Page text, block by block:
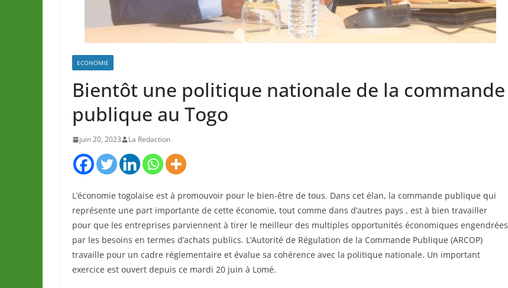
ECONOMIE
Bientôt une politique nationale de la commande
publique au Togo
juin 20, 2023 La Redaction
L’économie togolaise est à promouvoir pour le bien-être de tous. Dans cet élan, la commande publique qui
représente une part importante de cette économie, tout comme dans d’autres pays , est à bien travailler
pour que les entreprises parviennent à tirer le meilleur des multiples opportunités économiques engendrées
par les besoins en termes d’achats publics. L’Autorité de Régulation de la Commande Publique (ARCOP)
travaille pour un cadre réglementaire et évalue sa cohérence avec la politique nationale. Un important
exercice est ouvert depuis ce mardi 20 juin à Lomé.